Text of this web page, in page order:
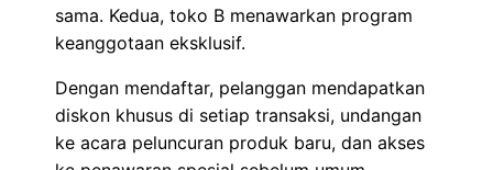
sama. Kedua, toko B menawarkan program
keanggotaan eksklusif.
Dengan mendaftar, pelanggan mendapatkan
diskon khusus di setiap transaksi, undangan
ke acara peluncuran produk baru, dan akses